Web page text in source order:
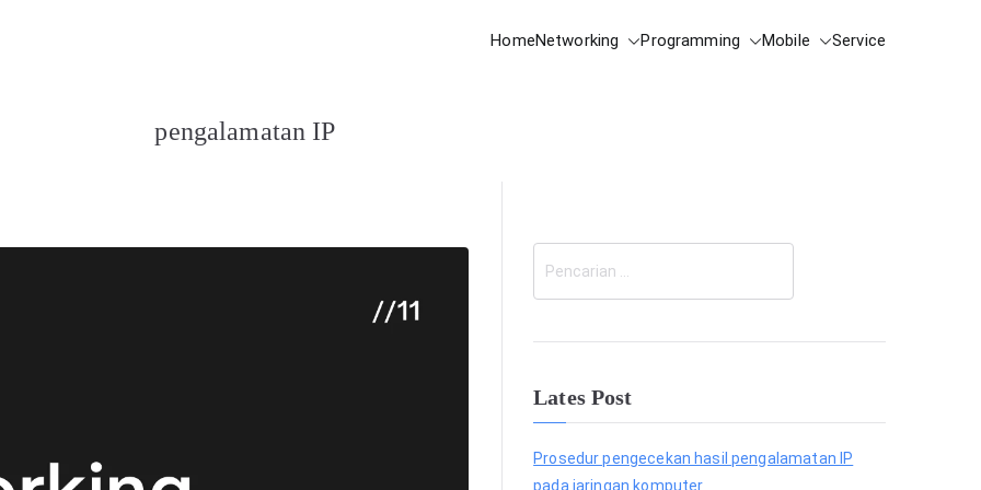
HomeNetworking Programming Mobile Service
pengalamatan IP
i
Lates Post
Prosedur pengecekan hasil pengalamatan IP
pada jaringan komputer